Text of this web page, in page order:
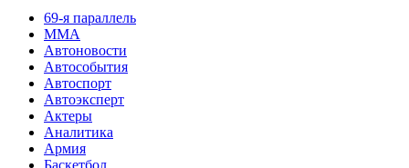
69-я параллель
MMA
Автоновости
Автособытия
Автоспорт
Автоэксперт
Актеры
Аналитика
Армия
Баскетбол